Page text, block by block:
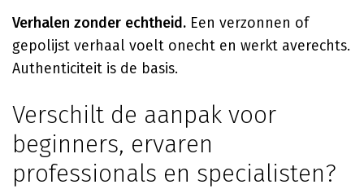
Verhalen zonder echtheid. Een verzonnen of
gepolijst verhaal voelt onecht en werkt averechts.
Authenticiteit is de basis.
Verschilt de aanpak voor
beginners, ervaren
professionals en specialisten?